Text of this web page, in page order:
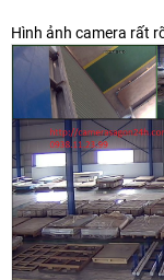
Hình ảnh camera rất